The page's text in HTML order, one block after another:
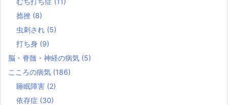
捻挫 (8)
虫刺され (5)
打ち身 (9)
脳・脊髄・神経の病気 (5)
こころの病気 (186)
睡眠障害 (2)
依存症 (30)